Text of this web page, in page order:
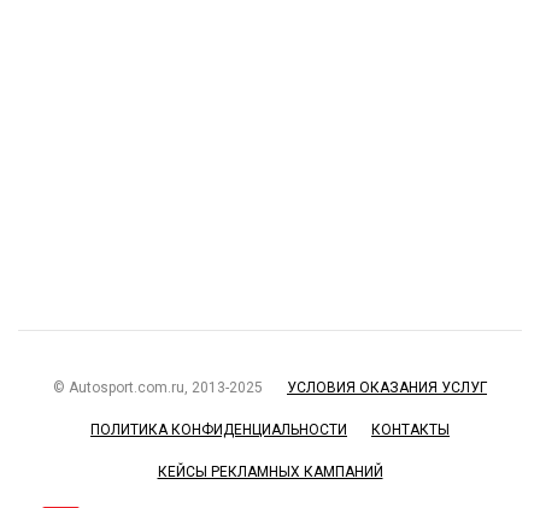
© Autosport.com.ru, 2013-2025 УСЛОВИЯ ОКАЗАНИЯ УСЛУГ
ПОЛИТИКА КОНФИДЕНЦИАЛЬНОСТИ КОНТАКТЫ
КЕЙСЫ РЕКЛАМНЫХ КАМПАНИЙ